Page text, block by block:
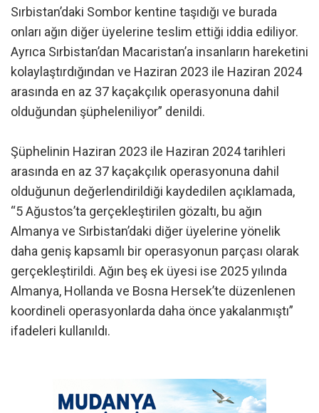
Sırbistan’daki Sombor kentine taşıdığı ve burada
onları ağın diğer üyelerine teslim ettiği iddia ediliyor.
Ayrıca Sırbistan’dan Macaristan’a insanların hareketini
kolaylaştırdığından ve Haziran 2023 ile Haziran 2024
arasında en az 37 kaçakçılık operasyonuna dahil
olduğundan şüpheleniliyor” denildi.
Şüphelinin Haziran 2023 ile Haziran 2024 tarihleri
arasında en az 37 kaçakçılık operasyonuna dahil
olduğunun değerlendirildiği kaydedilen açıklamada,
“5 Ağustos’ta gerçekleştirilen gözaltı, bu ağın
Almanya ve Sırbistan’daki diğer üyelerine yönelik
daha geniş kapsamlı bir operasyonun parçası olarak
gerçekleştirildi. Ağın beş ek üyesi ise 2025 yılında
Almanya, Hollanda ve Bosna Hersek’te düzenlenen
koordineli operasyonlarda daha önce yakalanmıştı”
ifadeleri kullanıldı.